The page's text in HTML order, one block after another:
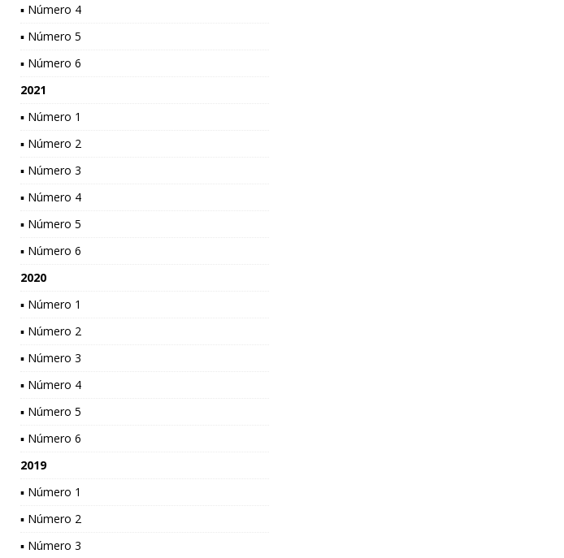
▪ Número 4
▪ Número 5
▪ Número 6
2021
▪ Número 1
▪ Número 2
▪ Número 3
▪ Número 4
▪ Número 5
▪ Número 6
2020
▪ Número 1
▪ Número 2
▪ Número 3
▪ Número 4
▪ Número 5
▪ Número 6
2019
▪ Número 1
▪ Número 2
▪ Número 3